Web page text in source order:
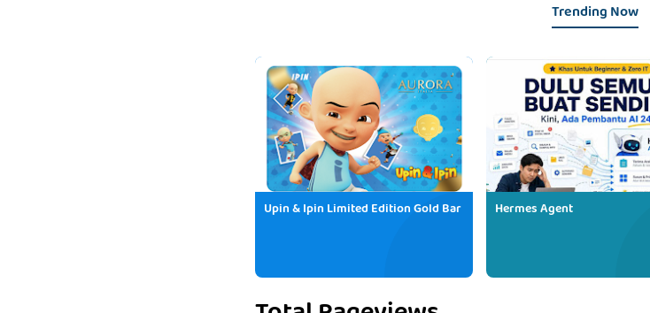
Trending Now
Upin & Ipin Limited Edition Gold Bar Hermes Agent